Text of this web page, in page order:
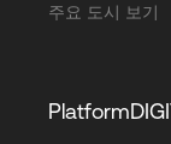
주요 도시 보기